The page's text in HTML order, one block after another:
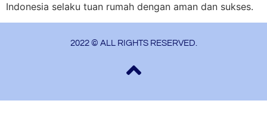
Indonesia selaku tuan rumah dengan aman dan sukses.
2022 © ALL RIGHTS RESERVED.